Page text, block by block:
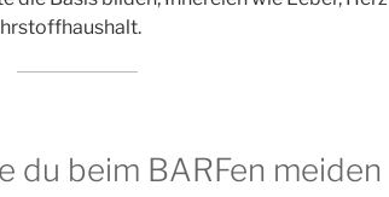
du beim BARFen meiden